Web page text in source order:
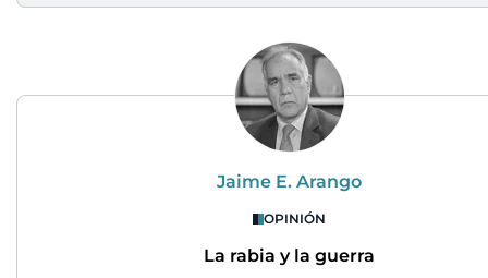
Jaime E. Arango
OPINIÓN
La rabia y la guerra